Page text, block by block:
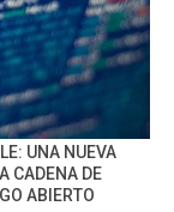
UNA NUEVA
CADENA DE
ABIERTO